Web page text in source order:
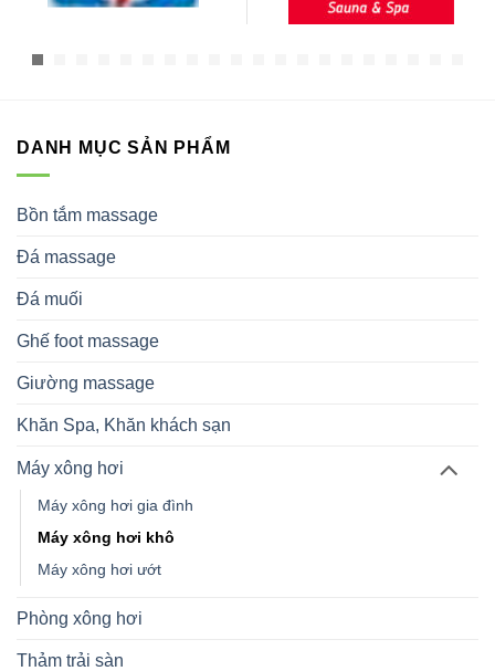
DANH MỤC SẢN PHẨM
Bồn tắm massage
Đá massage
Đá muối
Ghế foot massage
Giường massage
Khăn Spa, Khăn khách sạn
Máy xông hơi
Máy xông hơi gia đình
Máy xông hơi khô
Máy xông hơi ướt
Phòng xông hơi
Thảm trải sàn